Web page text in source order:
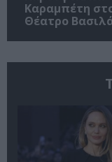
Καραμπέτη
Θέατρο